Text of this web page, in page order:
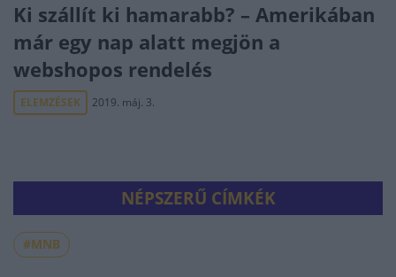
Ki szállít ki hamarabb? – Amerikában
már egy nap alatt megjön a
webshopos rendelés
ELEMZÉSEK 2019. máj. 3.
NÉPSZERŰ CÍMKÉK
#MNB